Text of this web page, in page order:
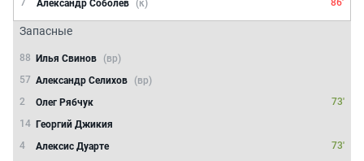
7
Александр Соболев (к) 86'
Запасные
88 Илья Свинов
(вр)
57 Александр Селихов
(вр)
2
Олег Рябчук
73'
14 Георгий Джикия
4
Алексис Дуарте
73'